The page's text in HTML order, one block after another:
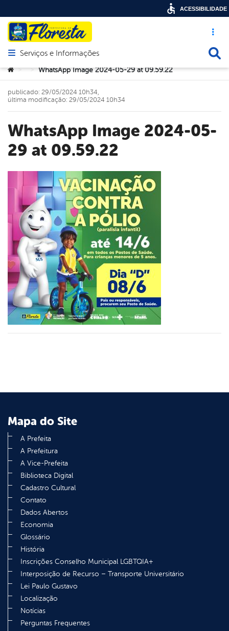
Acesso
Abrir menu principal de navegação
Serviços e Informações
Você está aqui:
> > WhatsApp Image 2024-05-29 at 09.59.22
WhatsApp Image 2024-05-
29 at 09.59.22
publicado: 29/05/2024 10h34,
última modificação: 29/05/2024 10h34
Mapa do Site
A Prefeita
A Prefeitura
A Vice-Prefeita
Biblioteca Digital
Cadastro Cultural
Contato
Dados Abertos
Economia
Glossário
História
Inscrições Conselho Municipal LGBTQIA+
Interposição de Recurso – Transporte Universitário
Lei Paulo Gustavo
Localização
Notícias
Perguntas Frequentes
ACESSIBILIDADE